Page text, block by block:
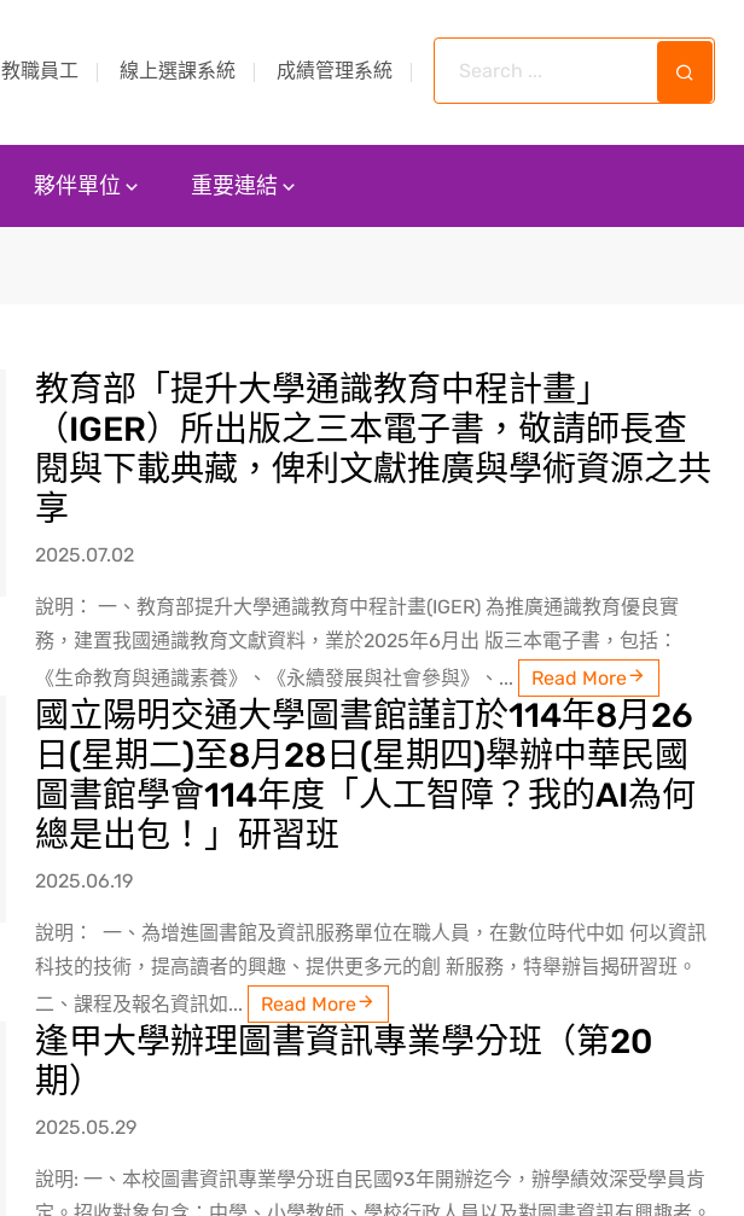
教職員工 線上選課系統 成績管理系統
夥伴單位 重要連結
教育部「提升大學通識教育中程計畫」
（IGER）所出版之三本電子書，敬請師長查
閱與下載典藏，俾利文獻推廣與學術資源之共
享
2025.07.02
說明： 一、教育部提升大學通識教育中程計畫(IGER) 為推廣通識教育優良實
務，建置我國通識教育文獻資料，業於2025年6月出 版三本電子書，包括：
《生命教育與通識素養》、《永續發展與社會參與》、...
Read More
國立陽明交通大學圖書館謹訂於114年8月26
日(星期二)至8月28日(星期四)舉辦中華民國
圖書館學會114年度「人工智障？我的AI為何
總是出包！」研習班
2025.06.19
說明： 一、為增進圖書館及資訊服務單位在職人員，在數位時代中如 何以資訊
科技的技術，提高讀者的興趣、提供更多元的創 新服務，特舉辦旨揭研習班。
二、課程及報名資訊如...
Read More
逢甲大學辦理圖書資訊專業學分班（第20
期）
2025.05.29
說明: 一、本校圖書資訊專業學分班自民國93年開辦迄今，辦學績效深受學員肯